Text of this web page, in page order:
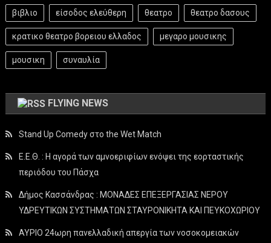
βιβλιο είσοδος ελεύθερη θεατρο θεατρο δασους
κρατικο θεατρο βορειου ελλαδος μεγαρο μουσικης
μουσικη συναυλία
FLYING NEWS
Stand Up Comedy στο the Wet Match
Ε.Ε.Θ. : Η αγορά των αμνοεριφίων ενόψει της εορταστικής
περιόδου του Πάσχα
Δήμος Κασσάνδρας : ΜΟΝΑΔΕΣ ΕΠΕΞΕΡΓΑΣΙΑΣ ΝΕΡΟΥ
ΥΔΡΕΥΤΙΚΩΝ ΣΥΣΤΗΜΑΤΩΝ ΣΤΑΥΡΟΝΙΚΗΤΑ ΚΑΙ ΠΕΥΚΟΧΩΡΙΟΥ
ΑΥΡΙΟ 24ωρη πανελλαδική απεργία των νοσοκομειακών